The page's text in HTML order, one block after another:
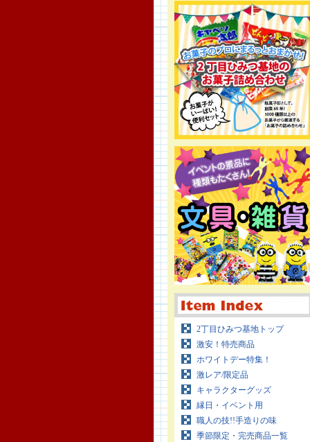
2丁目ひみつ基地トップ
激安！特売商品
ホワイトデー特集！
激レア/限定品
キャラクターグッズ
縁日・イベント用
職人の技!!手造りの味
季節限定・完売商品一覧